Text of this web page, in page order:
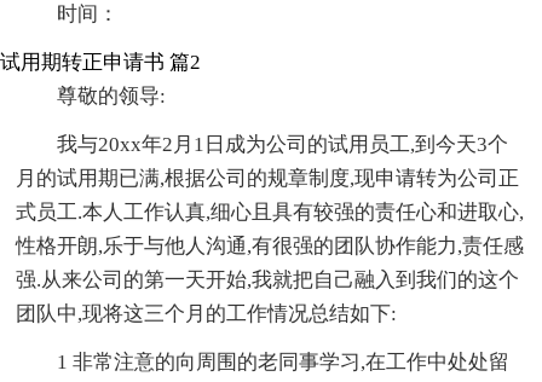
时间：
试用期转正申请书 篇2
尊敬的领导:
我与20xx年2月1日成为公司的试用员工,到今天3个
月的试用期已满,根据公司的规章制度,现申请转为公司正
式员工.本人工作认真,细心且具有较强的责任心和进取心,
性格开朗,乐于与他人沟通,有很强的团队协作能力,责任感
强.从来公司的第一天开始,我就把自己融入到我们的这个
团队中,现将这三个月的工作情况总结如下:
1 非常注意的向周围的老同事学习,在工作中处处留